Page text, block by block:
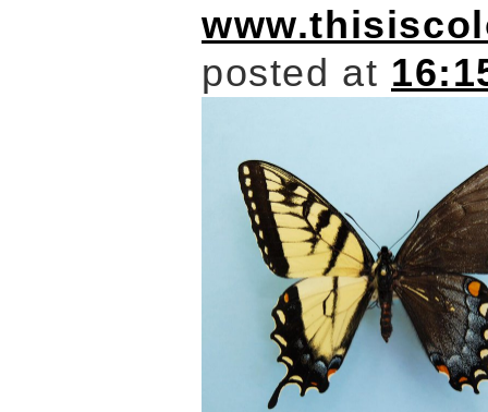
posted at